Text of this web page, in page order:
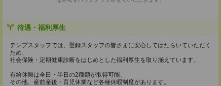
待遇・福利厚生
テンプスタッフでは、登録スタッフの皆さまに安心してはたらいていただく
ため、
社会保険・定期健康診断をはじめとした福利厚生を取り揃えています。
有給休暇は全日・半日の2種類が取得可能、
その他、産前産後・育児休業など各種休暇制度があります。